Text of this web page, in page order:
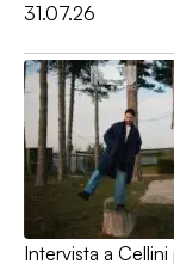
31.07.26
Intervista a